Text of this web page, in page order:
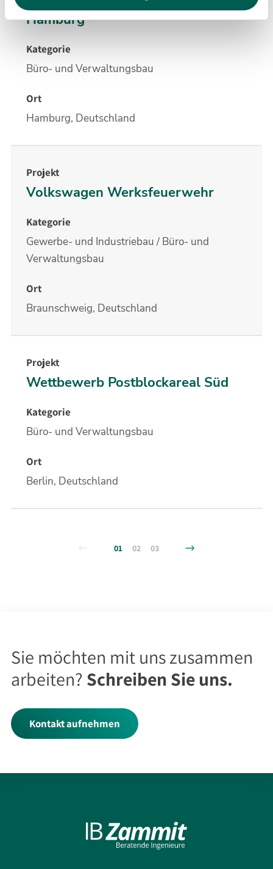
Hamburg
Büro- und Verwaltungsbau
Hamburg, Deutschland
Volkswagen Werksfeuerwehr
Gewerbe- und Industriebau / Büro- und
Verwaltungsbau
Braunschweig, Deutschland
Wettbewerb Postblockareal Süd
Büro- und Verwaltungsbau
Berlin, Deutschland
01 02 03
Sie möchten mit uns zusammen
arbeiten? Schreiben Sie uns.
Kontakt aufnehmen